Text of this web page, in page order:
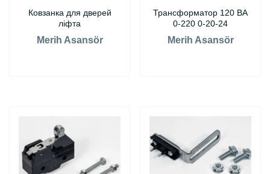
Ковзанка для дверей
ліфта
Merih Asansör
Трансформатор 120 ВА
0-220 0-20-24
Merih Asansör